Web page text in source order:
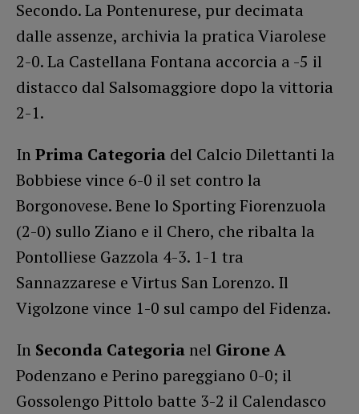
Secondo. La Pontenurese, pur decimata
dalle assenze, archivia la pratica Viarolese
2-0. La Castellana Fontana accorcia a -5 il
distacco dal Salsomaggiore dopo la vittoria
2-1.
InPrima Categoria del Calcio Dilettanti la
Bobbiese vince 6-0 il set contro la
Borgonovese. Bene lo Sporting Fiorenzuola
(2-0) sullo Ziano e il Chero, che ribalta la
Pontolliese Gazzola 4-3. 1-1 tra
Sannazzarese e Virtus San Lorenzo. Il
Vigolzone vince 1-0 sul campo del Fidenza.
In Seconda Categoria nel Girone A
Podenzano e Perino pareggiano 0-0; il
Gossolengo Pittolo batte 3-2 il Calendasco